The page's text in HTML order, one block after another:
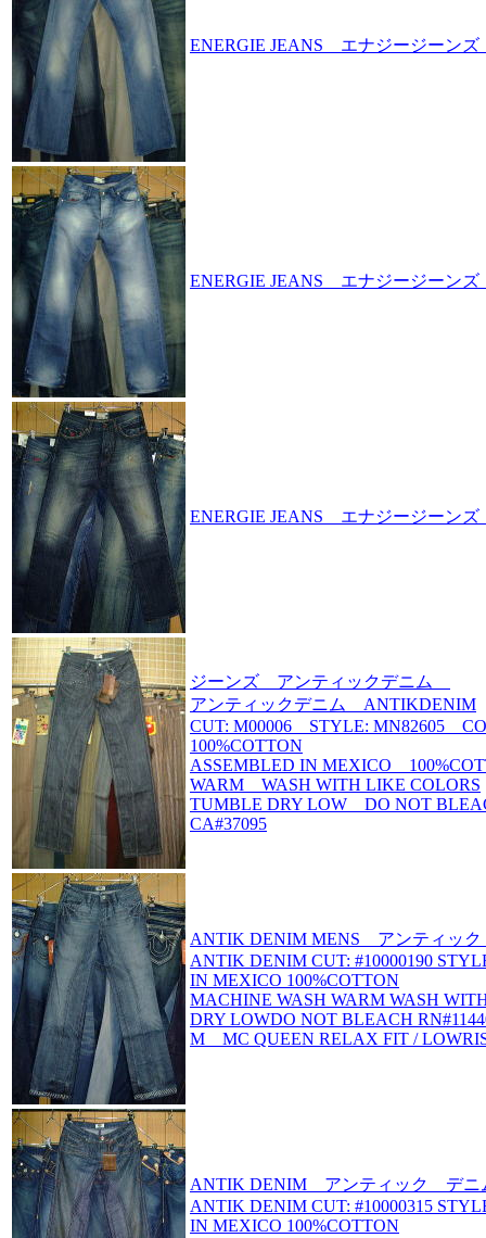
ENERGIE JEANS エナジージーン
ENERGIE JEANS エナジージーン
ENERGIE JEANS エナジージーン
ジーンズ アンティックデニム
アンティックデニム ANTIKDENIM
CUT: M00006 STYLE: MN82605
100%COTTON
ASSEMBLED IN MEXICO
WARM WASH WITH LIKE COLORS
TUMBLE DRY LOW DO NOT
CA#37095
ANTIK DENIM MENS アンティッ
ANTIK DENIM CUT: #10000190
IN MEXICO 100%COTTON
MACHINE WASH WARM WASH
DRY LOWDO NOT BLEACH
M MC QUEEN RELAX FIT /
ANTIK DENIM アンティック デニ
ANTIK DENIM CUT: #10000315
IN MEXICO 100%COTTON